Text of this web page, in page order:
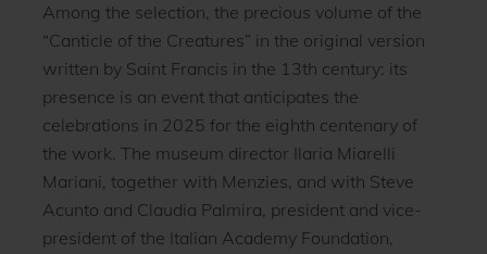
Among the selection, the precious volume of the
“Canticle of the Creatures” in the original version
written by Saint Francis in the 13th century: its
presence is an event that anticipates the
celebrations in 2025 for the eighth centenary of
the work. The museum director Ilaria Miarelli
Mariani, together with Menzies, and with Steve
Acunto and Claudia Palmira, president and vice-
president of the Italian Academy Foundation,